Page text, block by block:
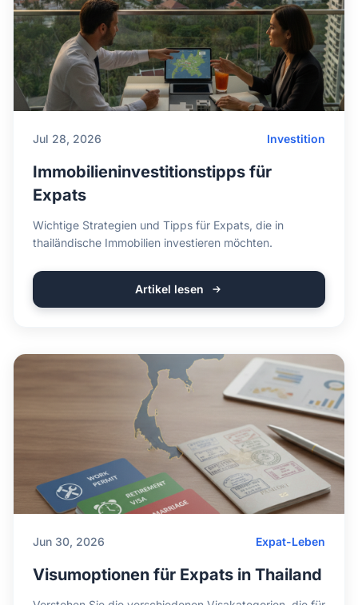
Jul 28, 2026 Investition
Immobilieninvestitionstipps für
Expats
Wichtige Strategien und Tipps für Expats, die in
thailändische Immobilien investieren möchten.
Artikel lesen
Jun 30, 2026 Expat-Leben
Visumoptionen für Expats in Thailand